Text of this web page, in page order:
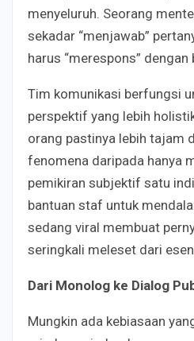
menyeluruh. Seorang
sekadar “menjawab”
harus “merespons”
Tim komunikasi berfungsi
perspektif yang lebih
orang pastinya lebih tajam
fenomena daripada hanya
pemikiran subjektif satu
bantuan staf untuk
sedang viral membuat
seringkali meleset dari
Dari Monolog ke Dialog
Mungkin ada kebiasaan